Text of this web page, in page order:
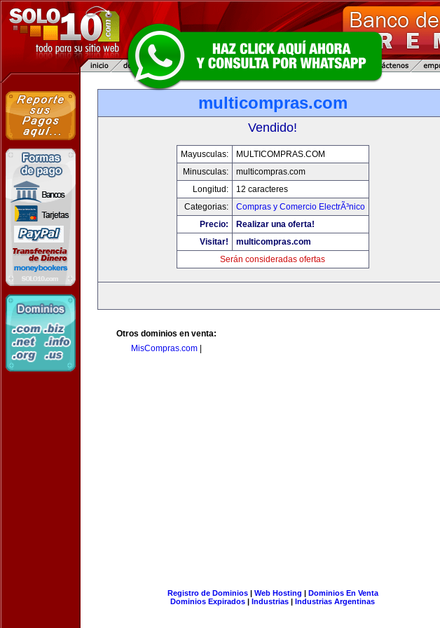
multicompras.com
Vendido!
Mayusculas:
MULTICOMPRAS.COM
Minusculas:
multicompras.com
Longitud:
12 caracteres
Categorias:
Compras y Comercio ElectrÃ³nico
Precio:
Realizar una oferta!
Visitar!
multicompras.com
Serán consideradas ofertas
Otros dominios en venta:
MisCompras.com
Registro de Dominios| Web Hosting | Dominios En Venta
Dominios Expirados | Industrias | Industrias Argentinas